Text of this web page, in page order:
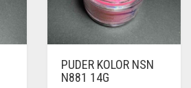
PUDER KOLOR NSN
N881 14G